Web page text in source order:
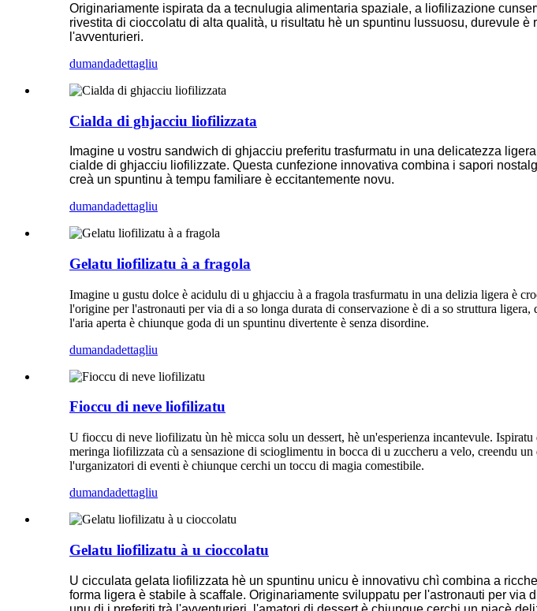
Originariamente ispirata da a tecnulugia alimentaria spaziale, a liofilizazione
rivestita di cioccolatu di alta qualità, u risultatu hè un spuntinu lussuosu, durevule
l'avventurieri.
dumandadettagliu
Cialda di ghjacciu liofilizzata
Imagine u vostru sandwich di ghjacciu preferitu trasfurmatu in una delicatezza
cialde di ghjacciu liofilizzate. Questa cunfezione innovativa combina i sapori
creà un spuntinu à tempu familiare è eccitantemente novu.
dumandadettagliu
Gelatu liofilizatu à a fragola
Imagine u gustu dolce è acidulu di u ghjacciu à a fragola trasfurmatu in una delizia ligera è
l'origine per l'astronauti per via di a so longa durata di conservazione è di a so struttura
l'aria aperta è chiunque goda di un spuntinu divertente è senza disordine.
dumandadettagliu
Fioccu di neve liofilizatu
U fioccu di neve liofilizatu ùn hè micca solu un dessert, hè un'esperienza incantevule.
meringa liofilizzata cù a sensazione di scioglimentu in bocca di u zuccheru a velo, creendu
l'urganizatori di eventi è chiunque cerchi un toccu di magia comestibile.
dumandadettagliu
Gelatu liofilizatu à u cioccolatu
U cicculata gelata liofilizzata hè un spuntinu unicu è innovativu chì combina a
forma ligera è stabile à scaffale. Originariamente sviluppatu per l'astronauti per